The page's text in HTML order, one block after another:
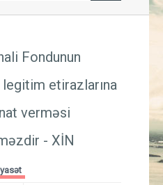
İqtisadiyyat
Hadisə
Fondunun
legitim etirazlarına
verməsi
- XİN